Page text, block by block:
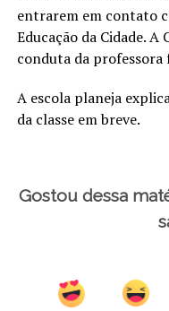
entrarem em contato
Educação da Cidade. A
conduta da professora
A escola planeja
da classe em breve.
Gostou dessa